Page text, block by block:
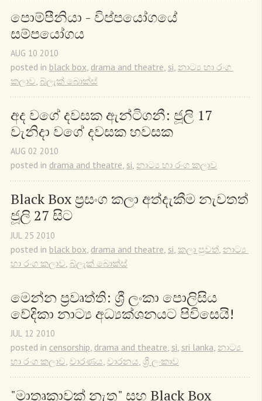
පොම්පීනියා - විප්පයෝගයේ
සම්පයෝගය
AUG 10 2010
posted in black box, drama and theatre, si, නාට්‍ය හා රංග
කලාව, බ්ලැක් බොක්ස්
අද වගේ දවසක ඇන්ටිගනී: ජූලි 17
වැනිදා වගේ දවසක හවසක
AUG 02 2010
posted in drama and theatre, si, නාට්‍ය හා රංග කලාව
Black Box ප්‍රසංග කලා අත්දැකීම නැවතත්
ජූලි 27 සිට
JUL 25 2010
posted in black box drama and theatre si කලා පුවත් නාට්‍ය
හා රංග කලාව බ්ලැක් බොක්ස්
මෙන්න ප්‍රවෘත්ති: ශ්‍රී ලංකා පොලිසිය
වේදිකා නාට්‍ය අධ්‍යක්ශනයට පිවිසෙයි!
JUL 12 2010
posted in censorship drama and theatre si sri lanka නාට්‍ය
හා රංග කලාව වාරණය වාරනය ශ්‍රී ලංකාව
"මාතෘකාවක් නැත" සහ Black Box